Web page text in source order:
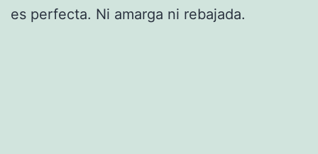
es perfecta. Ni amarga ni rebajada.